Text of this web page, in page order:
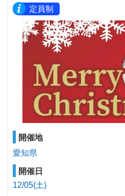
定員制
開催地
愛知県
開催日
12/05(土)